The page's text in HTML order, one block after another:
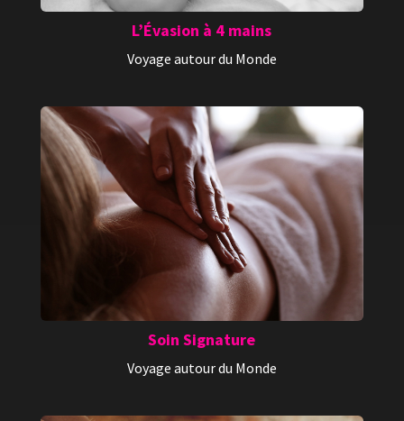
L’Évasion à 4 mains
Voyage autour du Monde
Soin Signature
Voyage autour du Monde